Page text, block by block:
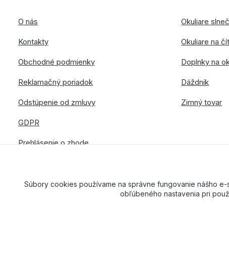
O nás
Kontakty
Obchodné podmienky
Reklamačný poriadok
Odstúpenie od zmluvy
GDPR
Prehlásenie o zhode
Okuliare
Okuliare na
Doplnky na
Dáždnik
Zimný tovar
Súbory cookies používame na správne fungovanie nášho
obľúbeného nastavenia pri